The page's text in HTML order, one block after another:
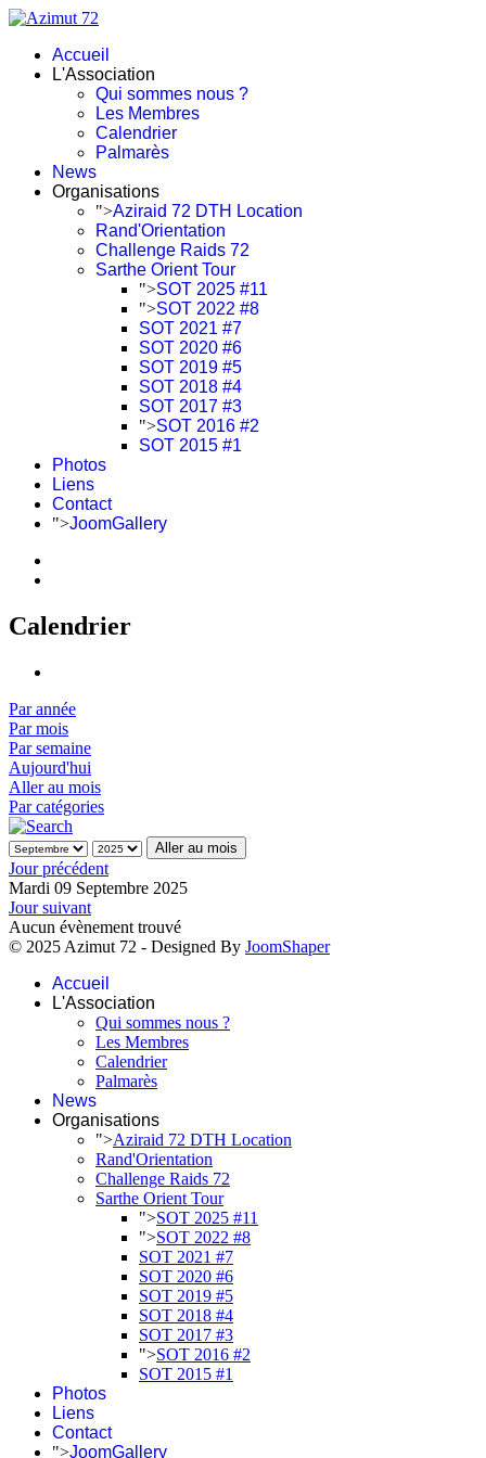
Accueil
L'Association
Qui sommes nous ?
Les Membres
Calendrier
Palmarès
News
Organisations
">Aziraid 72 DTH Location
Rand'Orientation
Challenge Raids 72
Sarthe Orient Tour
">SOT 2025 #11
">SOT 2022 #8
SOT 2021 #7
SOT 2020 #6
SOT 2019 #5
SOT 2018 #4
SOT 2017 #3
">SOT 2016 #2
SOT 2015 #1
Photos
Liens
Contact
">JoomGallery
Calendrier
Par année
Par mois
Par semaine
Aujourd'hui
Aller au mois
Par catégories
Aller au mois
Jour précédent
Mardi 09 Septembre 2025
Jour suivant
Aucun évènement trouvé
© 2025 Azimut 72 - Designed By JoomShaper
Accueil
L'Association
Qui sommes nous ?
Les Membres
Calendrier
Palmarès
News
Organisations
">Aziraid 72 DTH Location
Rand'Orientation
Challenge Raids 72
Sarthe Orient Tour
">SOT 2025 #11
">SOT 2022 #8
SOT 2021 #7
SOT 2020 #6
SOT 2019 #5
SOT 2018 #4
SOT 2017 #3
">SOT 2016 #2
SOT 2015 #1
Photos
Liens
Contact
">JoomGallery